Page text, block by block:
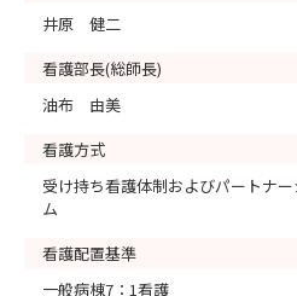
井原 健二
看護部長(総師長)
油布 由美
看護方式
受け持ち看護体制およびパートナ
ム
看護配置基準
一般病棟7：1看護